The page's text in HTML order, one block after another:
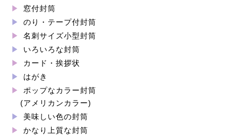
窓付封筒
のり・テープ付封筒
名刺サイズ小型封筒
いろいろな封筒
カード・挨拶状
はがき
ポップなカラー封筒
(アメリカンカラー)
美味しい色の封筒
かなり上質な封筒